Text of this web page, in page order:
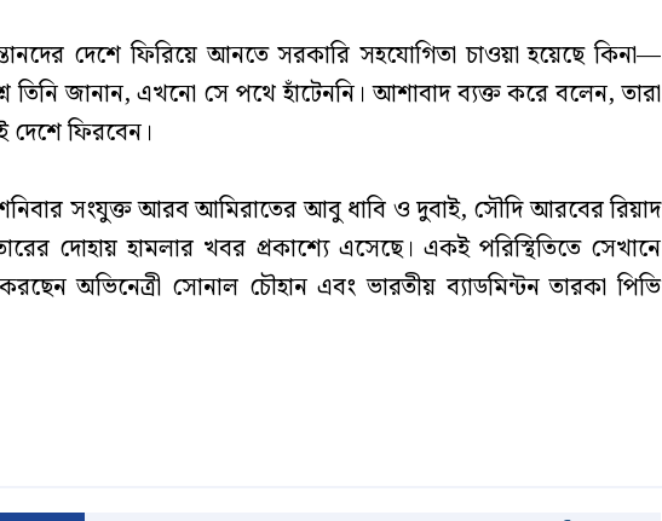
দেশে ফিরিয়ে আনতে সরকারি সহযোগিতা চাওয়া হয়েছে কিনা—
তিনি জানান, এখনো সে পথে হাঁটেননি। আশাবাদ ব্যক্ত করে বলেন, তারা
দেশে ফিরবেন।
সংযুক্ত আরব আমিরাতের আবু ধাবি ও দুবাই, সৌদি আরবের রিয়াদ
দোহায় হামলার খবর প্রকাশ্যে এসেছে। একই পরিস্থিতিতে সেখানে
অভিনেত্রী সোনাল চৌহান এবং ভারতীয় ব্যাডমিন্টন তারকা পিভি